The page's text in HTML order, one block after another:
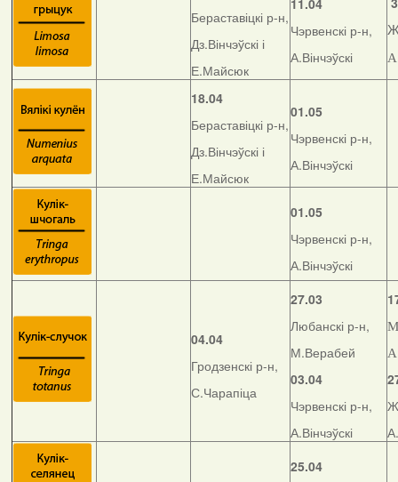
Бераставіцкі р-н,
Дз.Вінчэўскі і
Е.Майсюк
11.04
Чэрвенскі р-н,
А.Вінчэўскі
18.04
Бераставіцкі р-н,
Дз.Вінчэўскі і
Е.Майсюк
01.05
Чэрвенскі р-н,
А.Вінчэўскі
01.05
Чэрвенскі р-н,
А.Вінчэўскі
04.04
Гродзенскі р-н,
С.Чарапіца
27.03
Любанскі р-н,
М.Верабей
03.04
Чэрвенскі р-н,
А.Вінчэўскі
25.04